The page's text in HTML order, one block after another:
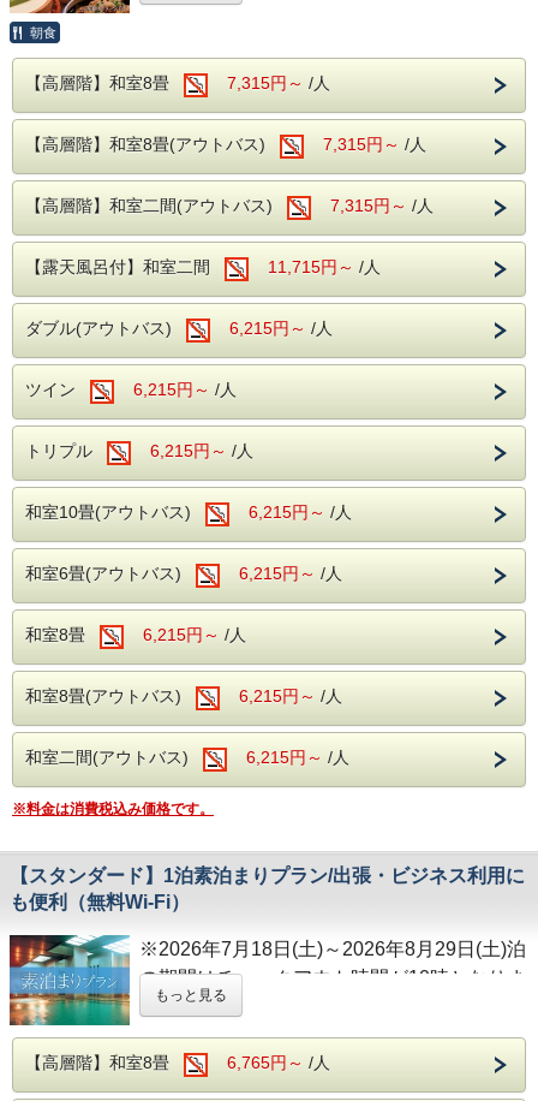
・卓球コーナー（無料）
皆様のご来館をスタッフ一同、お待ちしてお
メニューをご用意しておりますので、大人からお子様までご
満足いただける内容となります。
楽しみください。
〇朝食時間 7:20～8:30
※繁忙日は、お時間を2部制に分けさせていただきます。
露天風呂を併設した大浴場が2か所あり、
広々とした大浴場をお楽しみいただけます。
り、湯治の宿としてもご利用いただいており
ます。
旅の疲れを癒すひとときをお過ごしくださ
い。
---館内施設---
・カラオケルーム（当日予約制・無料）
・卓球コーナー（無料）
・無料Wi-Fi完備
朝食
【高層階】和室8畳 7,315円～ /人
【高層階】和室8畳(アウトバス) 7,315円～ /人
【高層階】和室二間(アウトバス) 7,315円～ /人
【露天風呂付】和室二間 11,715円～ /人
ダブル(アウトバス) 6,215円～ /人
ツイン 6,215円～ /人
トリプル 6,215円～ /人
和室10畳(アウトバス) 6,215円～ /人
和室6畳(アウトバス) 6,215円～ /人
和室8畳 6,215円～ /人
和室8畳(アウトバス) 6,215円～ /人
和室二間(アウトバス) 6,215円～ /人
※料金は消費税込み価格です。
【スタンダード】1泊素泊まりプラン/出張・ビジネス利用に
も便利（無料Wi-Fi）
※2026年7月18日(土)～2026年8月29日(土)泊
の期間はチェックアウト時間が10時となりま
す。
1泊素泊まりのスタンダードプラン
もっと見る
【高層階】和室8畳 6,765円～ /人